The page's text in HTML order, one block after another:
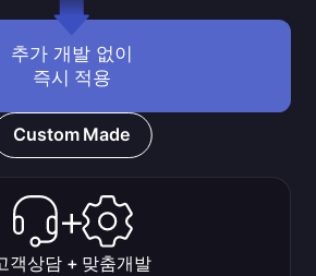
추가 개발 없이
즉시 적용
Custom Made
객상담 + 맞춤개발